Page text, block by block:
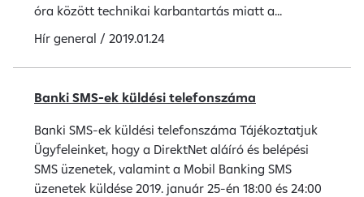
óra között technikai karbantartás miatt a...
Hír general / 2019.01.24
Banki SMS-ek küldési telefonszáma
Banki SMS-ek küldési telefonszáma Tájékoztatjuk
Ügyfeleinket, hogy a DirektNet aláíró és belépési
SMS üzenetek, valamint a Mobil Banking SMS
üzenetek küldése 2019. január 25-én 18:00 és 24:00